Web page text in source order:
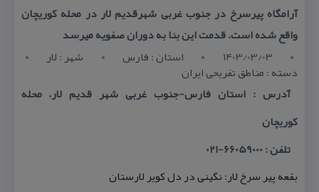
آرامگاه پیرسرخ در جنوب غربی شهرقدیم لار در محله كوریچان
واقع شده است. قدمت این بنا به دوران صفویه میرسد
1403/03/03
استان : فارس شهر : لار
دسته : مناطق تفریحی ایران
آدرس : استان فارس-جنوب غربی شهر قدیم لار، محله
كوریچان
تلفن : 66059000-021
بقعه پیر سرخ لار: نگینی در دل كویر لارستان